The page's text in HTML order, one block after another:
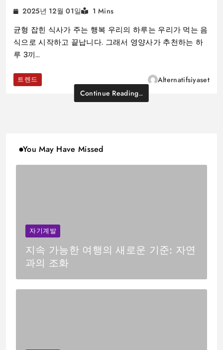
2025년 12월 01일 1 Mins
균형 잡힌 식사가 주는 행복 우리의 하루는 우리가 먹는 음
식으로 시작하고 끝납니다. 그래서 영양사가 추천하는 하
루 3끼…
트렌드
Alternatifsiyaset
Continue Reading..
You May Have Missed
자기계발
지속 가능한 여행의 새로운 기준: 자연
과의 조화